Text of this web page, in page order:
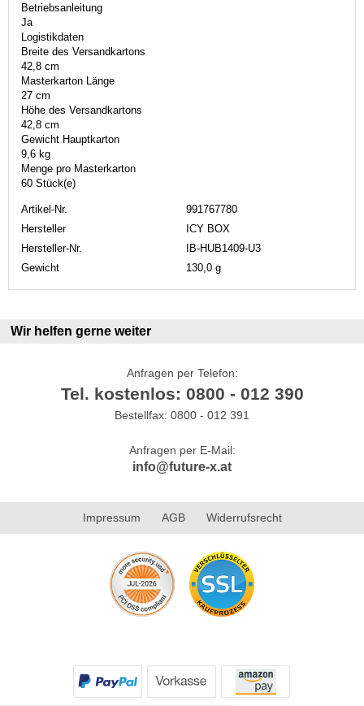
Betriebsanleitung
Ja
Logistikdaten
Breite des Versandkartons
42,8 cm
Masterkarton Länge
27 cm
Höhe des Versandkartons
42,8 cm
Gewicht Hauptkarton
9,6 kg
Menge pro Masterkarton
60 Stück(e)
Artikel-Nr.
991767780
Hersteller
ICY BOX
Hersteller-Nr.
IB-HUB1409-U3
Gewicht
130,0 g
Wir helfen gerne weiter
Anfragen per Telefon:
Tel. kostenlos: 0800 - 012 390
Bestellfax: 0800 - 012 391
Anfragen per E-Mail:
info@future-x.at
Impressum AGB Widerrufsrecht